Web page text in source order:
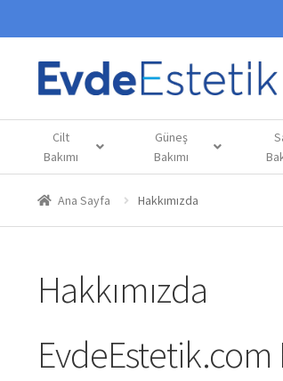
Cilt
Bakımı
Güneş
Bakımı
Ana Sayfa Hakkımızda
Hakkımızda
EvdeEstetik.com